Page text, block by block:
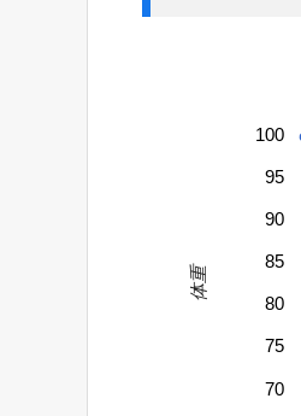
70
75
80
85
90
95
100
体重